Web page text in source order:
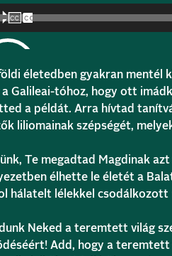
életedben gyakran mentél
Galileai-tóhoz, hogy ott
a példát. Arra hívtad
liliomainak szépségét,
Te megadtad Magdinak
élhette le életét a
hálatelt lélekkel csodálkozott
Neked a teremtett világ
Add, hogy a teremtett